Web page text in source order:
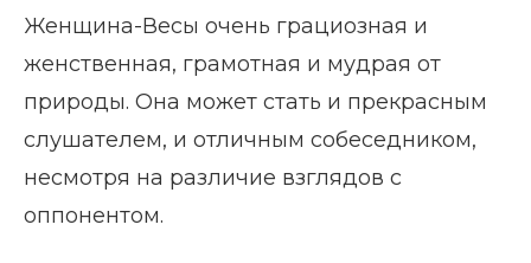
Женщина-Весы очень грациозная и
женственная, грамотная и мудрая от
природы. Она может стать и прекрасным
слушателем, и отличным собеседником,
несмотря на различие взглядов с
оппонентом.